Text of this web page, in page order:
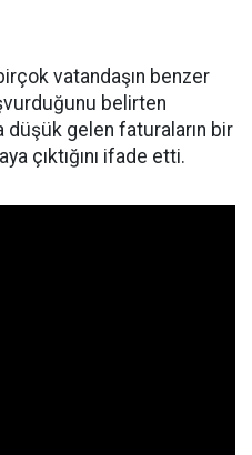
vatandaşın benzer
belirten
düşük gelen faturaların bir
çıktığını ifade etti.